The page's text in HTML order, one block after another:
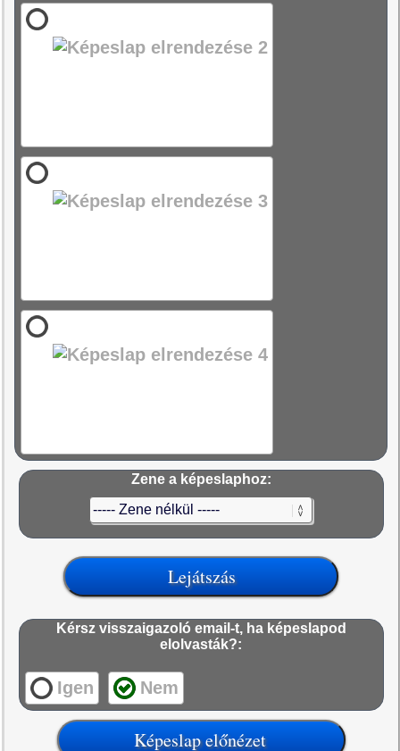
Zene a képeslaphoz:
Kérsz visszaigazoló email-t, ha képeslapod
elolvasták?:
Igen Nem